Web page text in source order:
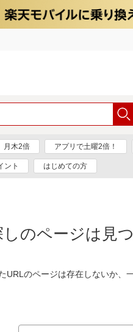
月木2倍 アプリで土曜2倍！
ント はじめての方
しのページは見
URLのページは存在しないか、